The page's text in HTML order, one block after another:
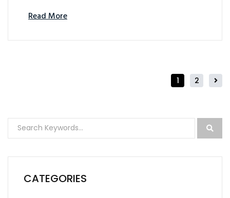
Read More
1 2
CATEGORIES